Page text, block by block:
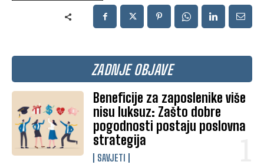
ZADNJE OBJAVE
Beneficije za zaposlenike više
nisu luksuz: Zašto dobre
pogodnosti postaju poslovna
strategija
SAVJETI